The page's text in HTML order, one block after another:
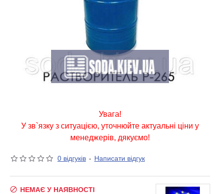
Увага!
У зв`язку з ситуацією, уточнюйте актуальні ціни у
менеджерів, дякуємо!
0 відгуків - Написати відгук
НЕМАЄ У НАЯВНОСТІ